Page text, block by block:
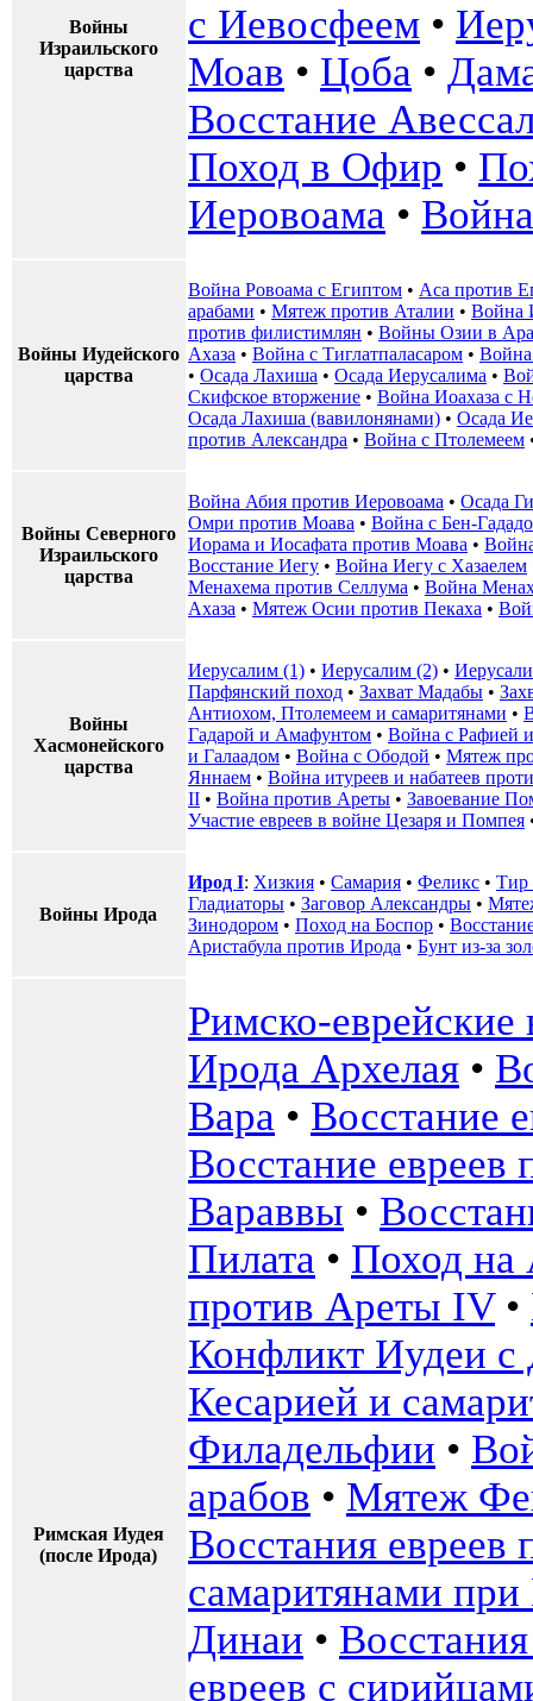
Войны
Израильского
царства
с Иевосфеем •
Моав • Цоба •
Восстание
Поход в Офир •
Иеровоама •
Войны Иудейского
царства
Война Ровоама с Египтом • Аса против
арабами • Мятеж против Аталии • Война
против филистимлян • Войны Озии в
Ахаза • Война с Тиглатпаласаром •
• Осада Лахиша • Осада Иерусалима •
Скифское вторжение • Война Иоахаза с
Осада Лахиша (вавилонянами) • Осада
против Александра • Война с Птолемеем
Войны Северного
Израильского
царства
Война Абия против Иеровоама • Осада
Омри против Моава • Война с Бен-
Иорама и Иосафата против Моава •
Восстание Иегу • Война Иегу с Хазаелем
Менахема против Селлума • Война
Ахаза • Мятеж Осии против Пекаха •
Войны
Хасмонейского
царства
Иерусалим (1) • Иерусалим (2) •
Парфянский поход • Захват Мадабы •
Антиохом, Птолемеем и самаритянами •
Гадарой и Амафунтом • Война с Рафией
и Галаадом • Война с Ободой • Мятеж
Яннаем • Война итуреев и набатеев
II • Война против Ареты • Завоевание
Участие евреев в войне Цезаря и Помпея
Войны Ирода
Ирод I: Хизкия • Самария • Феликс • Тир
Гладиаторы • Заговор Александры •
Зинодором • Поход на Боспор •
Аристабула против Ирода • Бунт из-за
Римская Иудея
(после Ирода)
Римско-
Ирода Архелая •
Вара • Восстание
Восстание евреев
Вараввы •
Пилата • Поход на
против Ареты IV•
Конфликт Иудеи
Кесарией и
Филадельфии •
арабов • Мятеж
Восстания евреев
самаритянами
Динаи •
евреев с